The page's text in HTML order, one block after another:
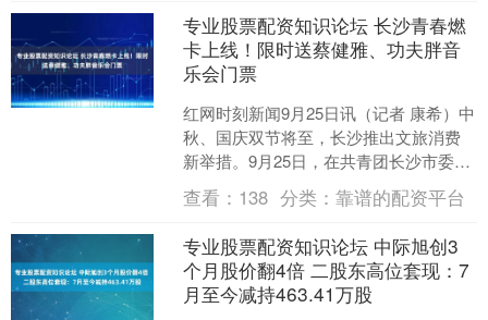
专业股票配资知识论坛 长沙青春燃
卡上线！限时送蔡健雅、功夫胖音
乐会门票
红网时刻新闻9月25日讯（记者 康希）中
秋、国庆双节将至，长沙推出文旅消费
新举措。9月25日，在共青团长沙市委指
导下，由湖南红网传媒有限公司等多家
单位联合发行的....
查看： 138 分类：靠谱的配资平台
专业股票配资知识论坛 中际旭创3
个月股价翻4倍 二股东高位套现：7
月至今减持463.41万股